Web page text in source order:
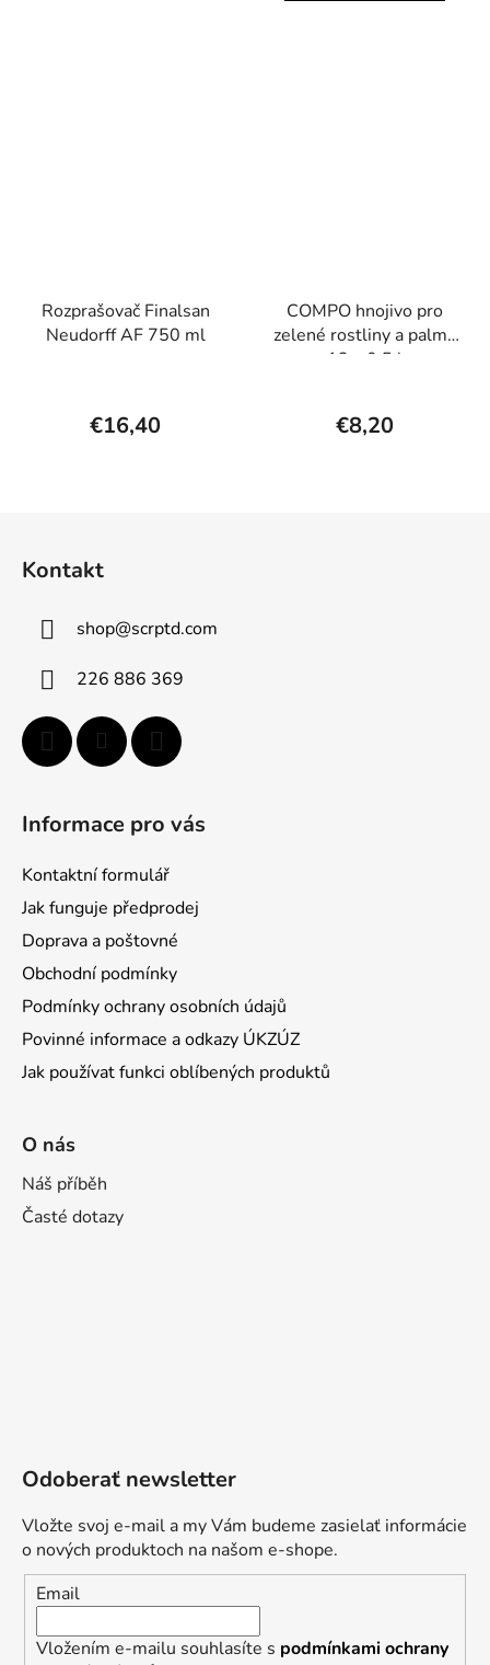
Rozprašovač Finalsan
Neudorff AF 750 ml
€16,40
COMPO hnojivo pro
zelené rostliny a palmy
12 x 0,5 l
€8,20
Kontakt
shop@scrptd.com
226 886 369
Informace pro vás
Kontaktní formulář
Jak funguje předprodej
Doprava a poštovné
Obchodní podmínky
Podmínky ochrany osobních údajů
Povinné informace a odkazy ÚKZÚZ
Jak používat funkci oblíbených produktů
O nás
Náš příběh
Časté dotazy
Odoberať newsletter
Vložte svoj e-mail a my Vám budeme zasielať informácie
o nových produktoch na našom e-shope.
Email
Vložením e-mailu souhlasíte s podmínkami ochrany